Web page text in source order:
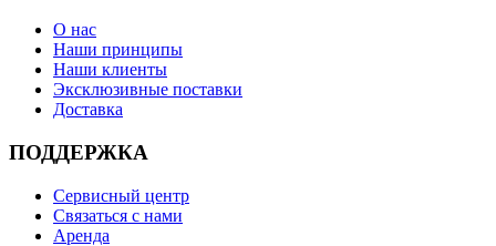
О нас
Наши принципы
Наши клиенты
Эксклюзивные поставки
Доставка
ПОДДЕРЖКА
Сервисный центр
Связаться с нами
Аренда